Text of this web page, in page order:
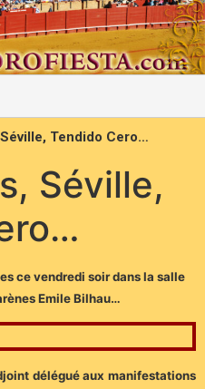
Tendido Cero…
Séville,
ce vendredi soir dans la salle
Emile Bilhau…
délégué aux manifestations